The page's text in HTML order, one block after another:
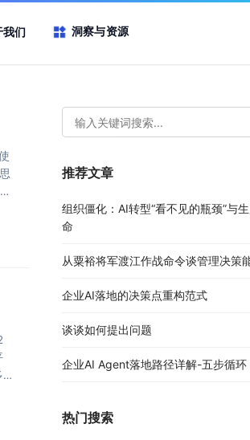
我们 洞察与资源
推荐文章
组织僵化：AI转型“看不见的瓶颈”与
命
从粟裕将军渡江作战命令谈管理决策
企业AI落地的决策点重构范式
谈谈如何提出问题
企业AI Agent落地路径详解-五步循环
热门搜索